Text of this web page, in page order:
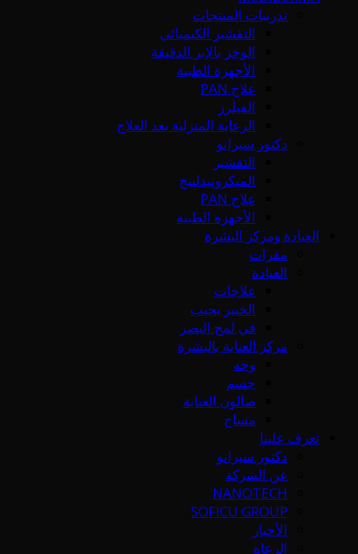
تدريبات المنتجات
التقشير الكيميائي
الوخز بالإبر الدقيقة
الأجهزة الطبية
علاج PAN
الفيلرز
الرعاية المنزلية بعد العلاج
دكتور سيرانو
التقشير
الميكرونيدلينج
علاج PAN
الأجهزة الطبية
العيادة ومركز البشرة
مقرات
العيادة
علاجات
الخبير يجيب
في لمح البصر
مركز العناية بالبشرة
وجه
جسم
صالون العناية
مساج
تعرف علينا
دكتور سيرانو
عن الشركة
NANOTECH
SOFICU GROUP
الأخبار
الرعاة